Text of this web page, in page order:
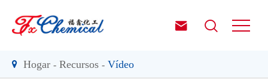
 
Hogar Recursos Vídeo